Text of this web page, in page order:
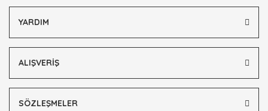
YARDIM
ALIŞVERİŞ
SÖZLEŞMELER